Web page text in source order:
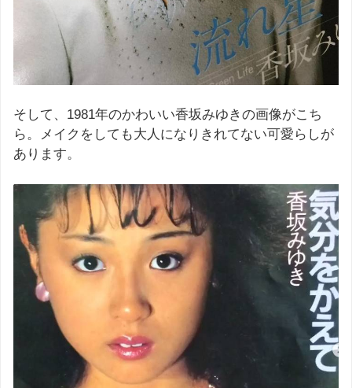
そして、1981年のかわいい香坂みゆきの画像がこち
ら。メイクをしても大人になりきれてない可愛らしが
あります。